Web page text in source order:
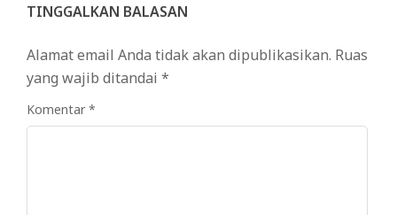
TINGGALKAN BALASAN
Alamat email Anda tidak akan dipublikasikan. Ruas
yang wajib ditandai *
Komentar *